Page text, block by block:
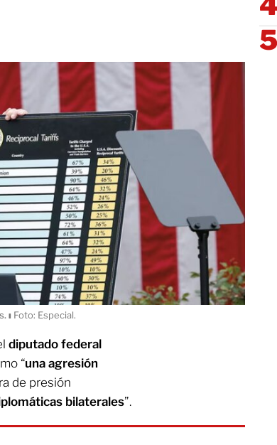
ı Foto: Especial.
diputado federal
“una agresión
de presión
bilaterales”.